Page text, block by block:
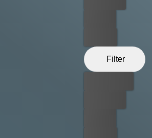
Filter